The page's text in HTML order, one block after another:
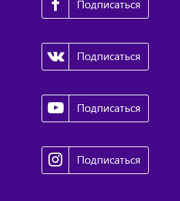
Подписаться
Подписаться
Подписаться
Подписаться